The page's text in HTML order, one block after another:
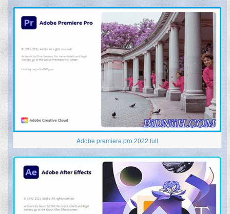
Adobe premiere pro 2022 full